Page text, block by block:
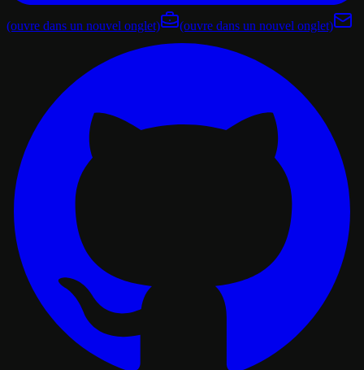
(ouvre dans un nouvel onglet) (ouvre dans un nouvel onglet)